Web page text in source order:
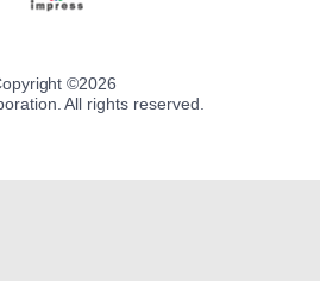
©2026
All rights reserved.